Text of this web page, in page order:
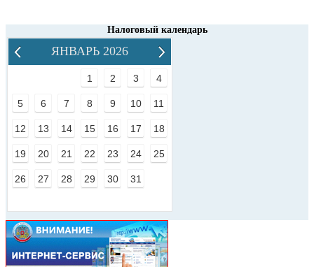
Налоговый календарь
ЯНВАРЬ 2026
1 2 3 4
5 6 7 8 9 10 11
12 13 14 15 16 17 18
19 20 21 22 23 24 25
26 27 28 29 30 31